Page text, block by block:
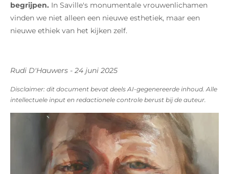
begrijpen. In Saville's monumentale vrouwenlichamen
vinden we niet alleen een nieuwe esthetiek, maar een
nieuwe ethiek van het kijken zelf.
Rudi D'Hauwers - 24 juni 2025
Disclaimer: dit document bevat deels AI-gegenereerde inhoud. Alle
intellectuele input en redactionele controle berust bij de auteur.